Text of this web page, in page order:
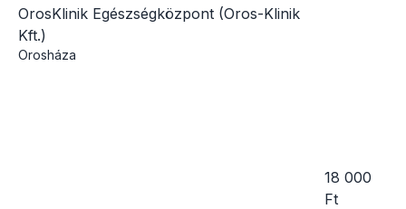
OrosKlinik Egészségközpont (Oros-Klinik
Kft.)
Orosháza
18 000
Ft